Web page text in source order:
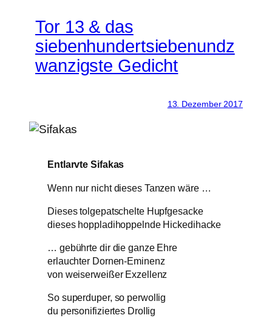
Tor 13 & das
siebenhundertsiebenundz
wanzigste Gedicht
13. Dezember 2017
Entlarvte Sifakas
Wenn nur nicht dieses Tanzen wäre …
Dieses tolgepatschelte Hupfgesacke
dieses hoppladihoppelnde Hickedihacke
… gebührte dir die ganze Ehre
erlauchter Dornen-Eminenz
von weiserweißer Exzellenz
So superduper, so perwollig
du personifiziertes Drollig